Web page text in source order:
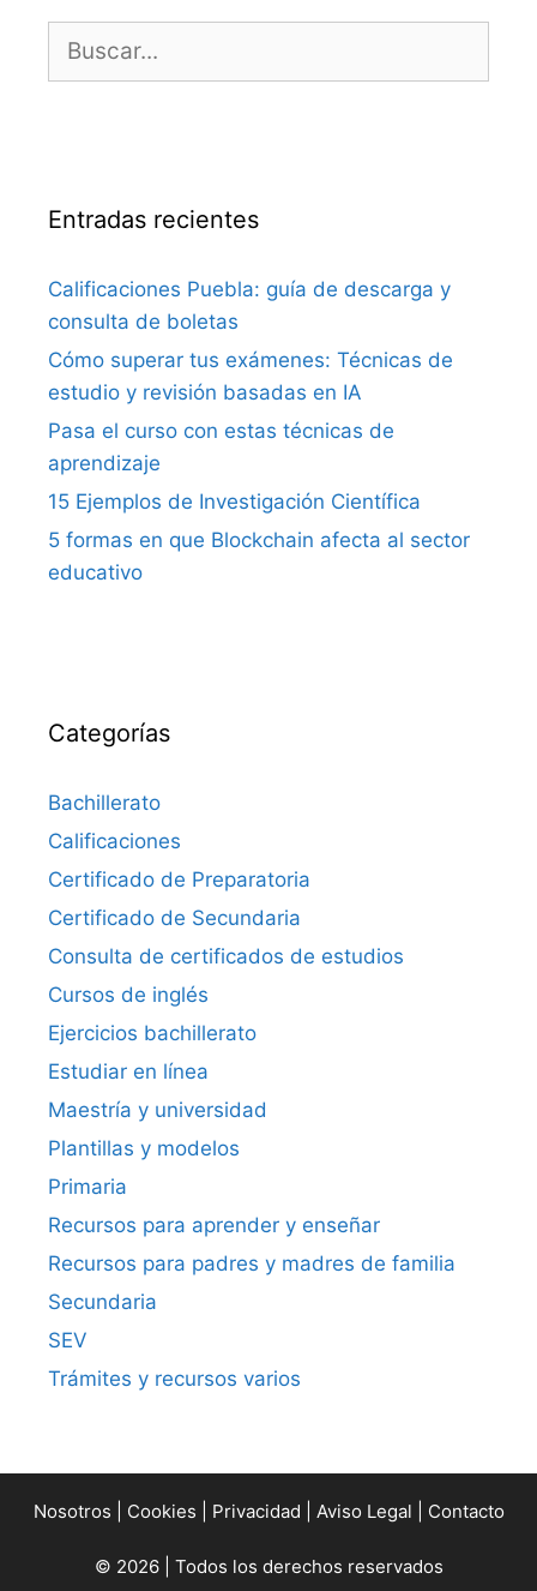
Entradas recientes
Calificaciones Puebla: guía de descarga y
consulta de boletas
Cómo superar tus exámenes: Técnicas de
estudio y revisión basadas en IA
Pasa el curso con estas técnicas de
aprendizaje
15 Ejemplos de Investigación Científica
5 formas en que Blockchain afecta al sector
educativo
Categorías
Bachillerato
Calificaciones
Certificado de Preparatoria
Certificado de Secundaria
Consulta de certificados de estudios
Cursos de inglés
Ejercicios bachillerato
Estudiar en línea
Maestría y universidad
Plantillas y modelos
Primaria
Recursos para aprender y enseñar
Recursos para padres y madres de familia
Secundaria
SEV
Trámites y recursos varios
Nosotros Cookies Privacidad Aviso Legal Contacto
© 2026 | Todos los derechos reservados